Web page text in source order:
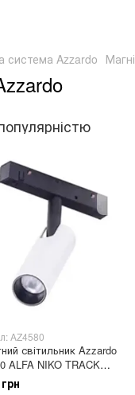
система Azzardo
AZ4580
світильник Azzardo
ALFA NIKO TRACK
7W 3000K WH/BK